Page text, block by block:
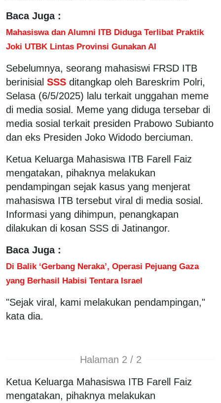
Baca Juga :
Mahasiswa dan Alumni ITB Diduga Terlibat Praktik
Joki UTBK Lintas Provinsi Gunakan AI
Sebelumnya, seorang mahasiswi FRSD ITB
berinisial SSS ditangkap oleh Bareskrim Polri,
Selasa (6/5/2025) lalu terkait unggahan meme
di media sosial. Meme yang diduga tersebar di
media sosial terkait presiden Prabowo Subianto
dan eks Presiden Joko Widodo berciuman.
Ketua Keluarga Mahasiswa ITB Farell Faiz
mengatakan, pihaknya melakukan
pendampingan sejak kasus yang menjerat
mahasiswa ITB tersebut viral di media sosial.
Informasi yang dihimpun, penangkapan
dilakukan di kosan SSS di Jatinangor.
Baca Juga :
Di Balik ‘Gerbang Neraka’, Operasi Pejuang Gaza
yang Berhasil Habisi Tentara Israel
"Sejak viral, kami melakukan pendampingan,"
kata dia.
Halaman 2 / 2
Ketua Keluarga Mahasiswa ITB Farell Faiz
mengatakan, pihaknya melakukan